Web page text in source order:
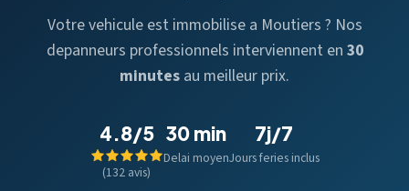
Votre vehicule est immobilise a Moutiers ? Nos
depanneurs professionnels interviennent en 30
minutes au meilleur prix.
4.8/5
(132 avis)
30 min
Delai moyen
7j/7
Jours feries inclus